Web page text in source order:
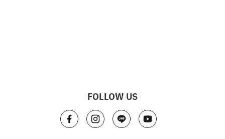
FOLLOW US